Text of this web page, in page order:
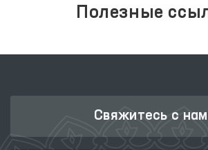
Полезные
Свяжитесь с